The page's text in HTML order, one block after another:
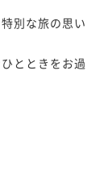
別な旅の思い
とときをお過